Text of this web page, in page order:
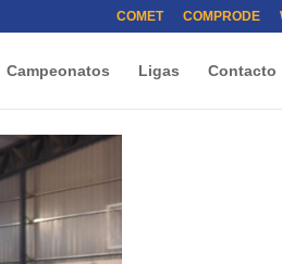
COMET COMPRODE
Campeonatos Ligas Contacto